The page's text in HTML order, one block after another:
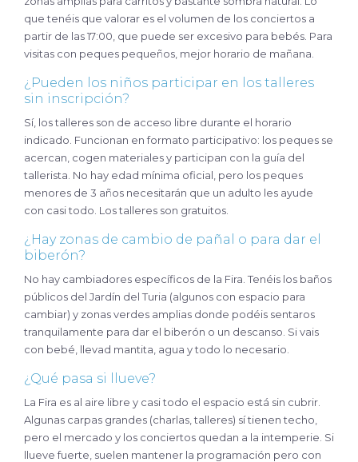
que tenéis que valorar es el volumen de los conciertos a
partir de las 17:00, que puede ser excesivo para bebés. Para
visitas con peques pequeños, mejor horario de mañana.
¿Pueden los niños participar en los talleres
sin inscripción?
Sí, los talleres son de acceso libre durante el horario
indicado. Funcionan en formato participativo: los peques se
acercan, cogen materiales y participan con la guía del
tallerista. No hay edad mínima oficial, pero los peques
menores de 3 años necesitarán que un adulto les ayude
con casi todo. Los talleres son gratuitos.
¿Hay zonas de cambio de pañal o para dar el
biberón?
No hay cambiadores específicos de la Fira. Tenéis los baños
públicos del Jardín del Turia (algunos con espacio para
cambiar) y zonas verdes amplias donde podéis sentaros
tranquilamente para dar el biberón o un descanso. Si vais
con bebé, llevad mantita, agua y todo lo necesario.
¿Qué pasa si llueve?
La Fira es al aire libre y casi todo el espacio está sin cubrir.
Algunas carpas grandes (charlas, talleres) sí tienen techo,
pero el mercado y los conciertos quedan a la intemperie. Si
llueve fuerte, suelen mantener la programación pero con